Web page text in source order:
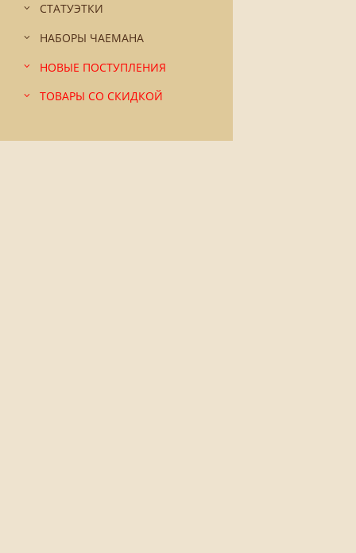
СТАТУЭТКИ
НАБОРЫ ЧАЕМАНА
НОВЫЕ ПОСТУПЛЕНИЯ
ТОВАРЫ СО СКИДКОЙ